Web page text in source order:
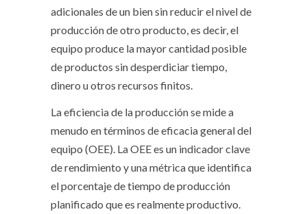
adicionales de un bien sin reducir el nivel de
producción de otro producto, es decir, el
equipo produce la mayor cantidad posible
de productos sin desperdiciar tiempo,
dinero u otros recursos finitos.
La eficiencia de la producción se mide a
menudo en términos de eficacia general del
equipo (OEE). La OEE es un indicador clave
de rendimiento y una métrica que identifica
el porcentaje de tiempo de producción
planificado que es realmente productivo.